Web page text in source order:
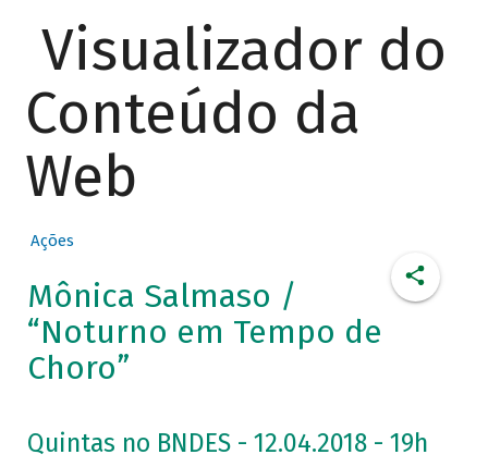
Visualizador do
Conteúdo da
Web
Ações
Mônica Salmaso /
“Noturno em Tempo de
Choro”
Quintas no BNDES - 12.04.2018 - 19h